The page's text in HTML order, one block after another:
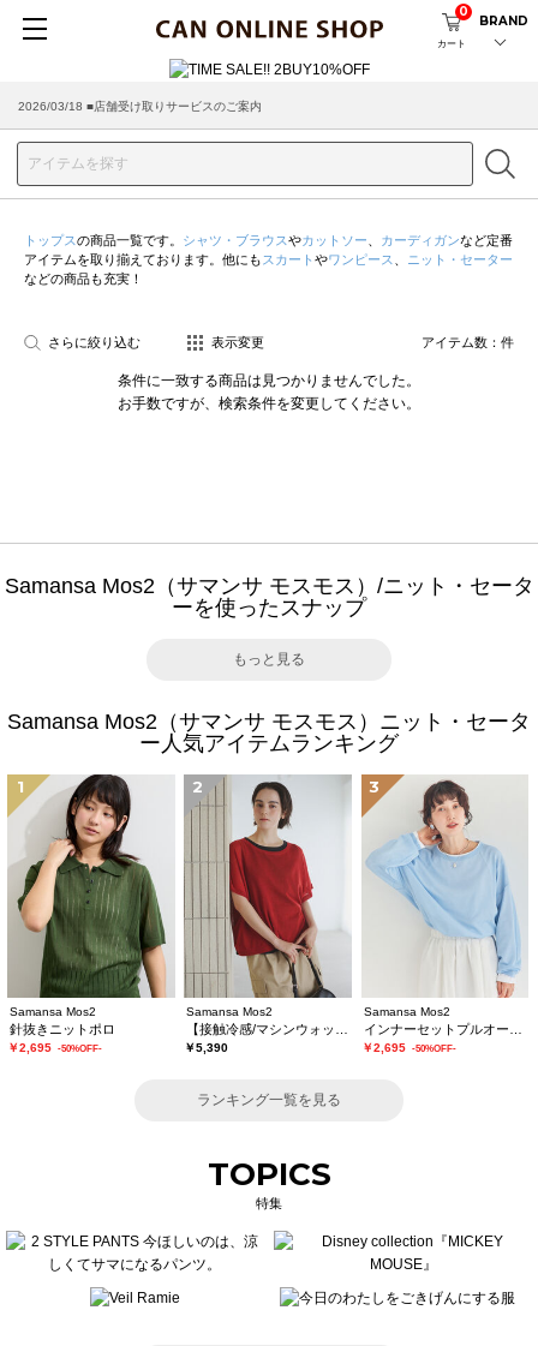
カート
0
BRAND
2026/03/18 ■店舗受け取りサービスのご案内
トップスの商品一覧です。 シャツ・ブラウスやカットソー カーディガンなど定番
アイテムを取り揃えております。他にも スカート やワンピース
ニット・セーター
などの商品も充実！
さらに絞り込む 表示変更 アイテム数： 件
条件に一致する商品は見つかりませんでした。
お手数ですが、検索条件を変更してください。
Samansa Mos2（サマンサ モスモス）/ニット・セータ
ーを使ったスナップ
もっと見る
Samansa Mos2（サマンサ モスモス）ニット・セータ
ー人気アイテムランキング
1
Samansa Mos2
針抜きニットポロ
￥2,695 -50%OFF-
2
Samansa Mos2
￥5,390
3
Samansa Mos2
￥2,695 -50%OFF-
ランキング一覧を見る
TOPICS
特集